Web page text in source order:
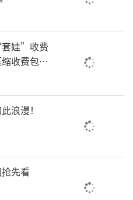
套娃”收费
收费包比
浪漫！
先看